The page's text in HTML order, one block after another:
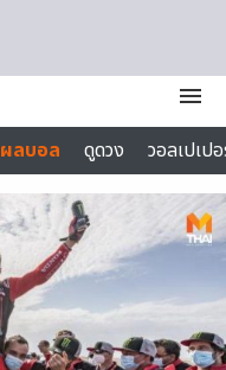
menu
ผลบอล ดูดวง
วอลเปเป